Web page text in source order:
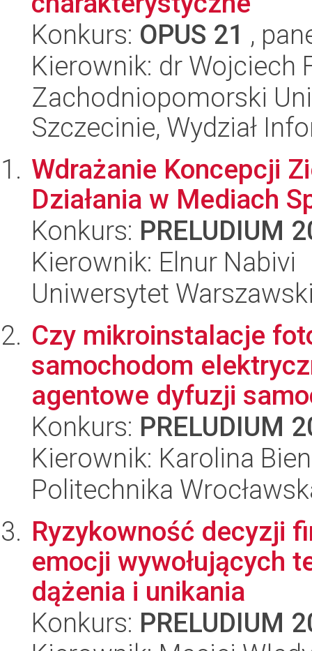
Konkurs: OPUS 21 ,
Kierownik: dr Wojciech
Zachodniopomorski
Szczecinie, Wydział
Wdrażanie Koncepcji
Działania w Mediach
Konkurs: PRELUDIUM
Kierownik: Elnur Nabivi
Uniwersytet
Czy mikroinstalacje
samochodom
agentowe dyfuzji
Konkurs: PRELUDIUM
Kierownik: Karolina
Politechnika
Ryzykowność decyzji
emocji wywołujących
dążenia i unikania
Konkurs: PRELUDIUM